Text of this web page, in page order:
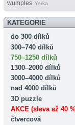
wumples Yerka
KATEGORIE
do 300 dílků
300–740 dílků
750–1250 dílků
1300–2000 dílků
3000–4000 dílků
nad 4000 dílků
3D puzzle
AKCE (sleva až 40
čtvercová